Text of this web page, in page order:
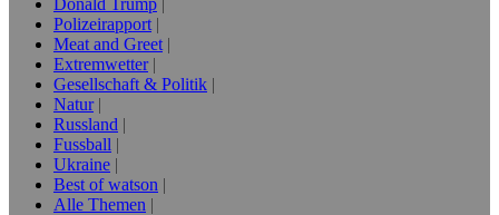
Donald Trump
Polizeirapport
Meat and Greet
Extremwetter
Gesellschaft & Politik
Natur
Russland
Fussball
Ukraine
Best of watson
Alle Themen